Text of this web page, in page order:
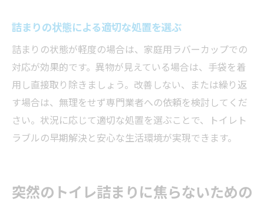
詰まりの状態による適切な処置を選ぶ
詰まりの状態が軽度の場合は、家庭用ラバーカップでの
対応が効果的です。異物が見えている場合は、手袋を着
用し直接取り除きましょう。改善しない、または繰り返
す場合は、無理をせず専門業者への依頼を検討してくだ
さい。状況に応じて適切な処置を選ぶことで、トイレト
ラブルの早期解決と安心な生活環境が実現できます。
突然のトイレ詰まりに焦らないための